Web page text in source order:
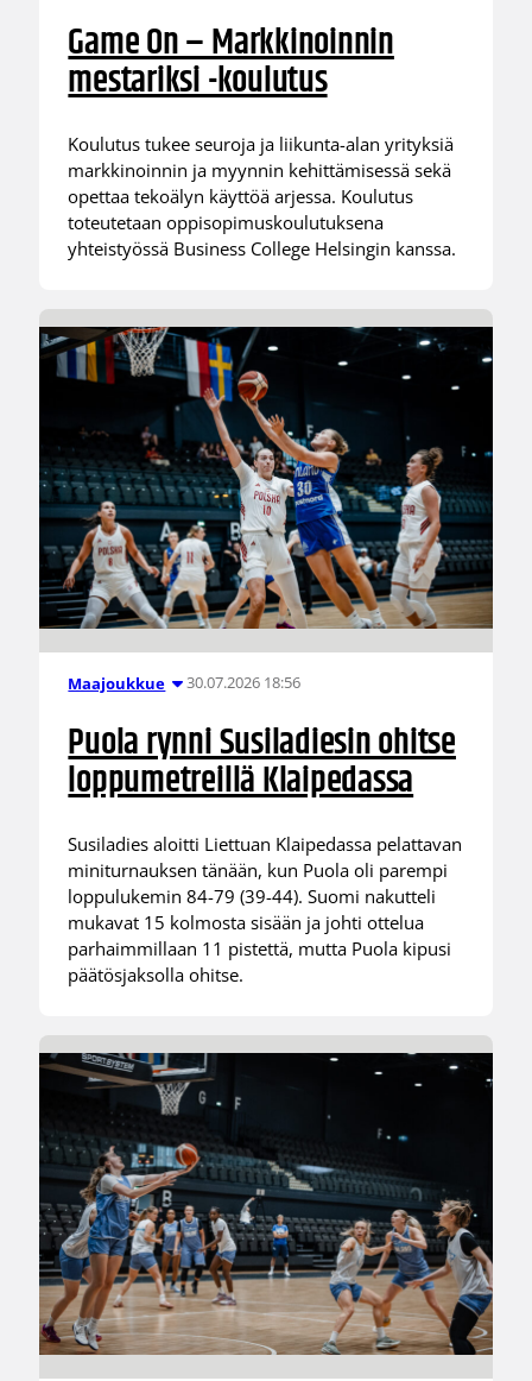
Game On – Markkinoinnin
mestariksi -koulutus
Koulutus tukee seuroja ja liikunta-alan yrityksiä
markkinoinnin ja myynnin kehittämisessä sekä
opettaa tekoälyn käyttöä arjessa. Koulutus
toteutetaan oppisopimuskoulutuksena
yhteistyössä Business College Helsingin kanssa.
Maajoukkue 30.07.2026 18:56
Puola rynni Susiladiesin ohitse
loppumetreillä Klaipedassa
Susiladies aloitti Liettuan Klaipedassa pelattavan
miniturnauksen tänään, kun Puola oli parempi
loppulukemin 84-79 (39-44). Suomi nakutteli
mukavat 15 kolmosta sisään ja johti ottelua
parhaimmillaan 11 pistettä, mutta Puola kipusi
päätösjaksolla ohitse.